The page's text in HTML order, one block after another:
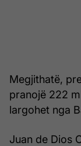
Megjithatë,
pranojë 222
largohet nga
Juan de Dios